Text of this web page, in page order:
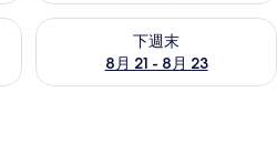
供應情況
下週末
8月 21 - 8月 23
查看下週末 (8月 21 - 8月 23)